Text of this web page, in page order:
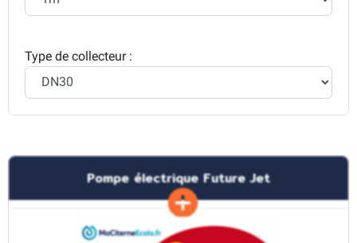
Type de collecteur :
Pompe électrique Future Jet